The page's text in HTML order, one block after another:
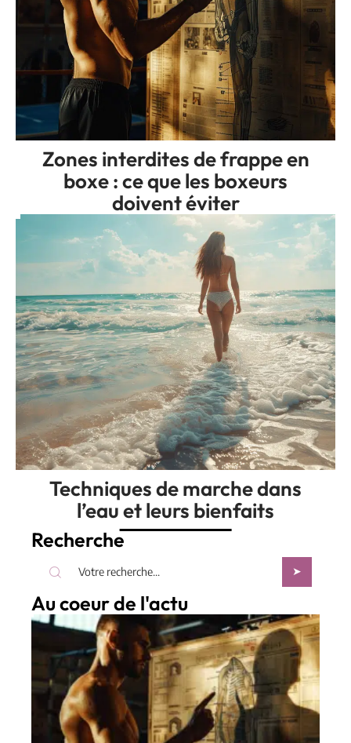
Zones interdites de frappe en
boxe : ce que les boxeurs
doivent éviter
Techniques de marche dans
l’eau et leurs bienfaits
Recherche
Au coeur de l'actu